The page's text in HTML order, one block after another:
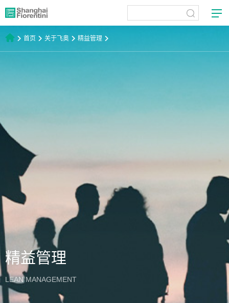
首页 关于飞奥 精益管理
精益管理
LEAN MANAGEMENT